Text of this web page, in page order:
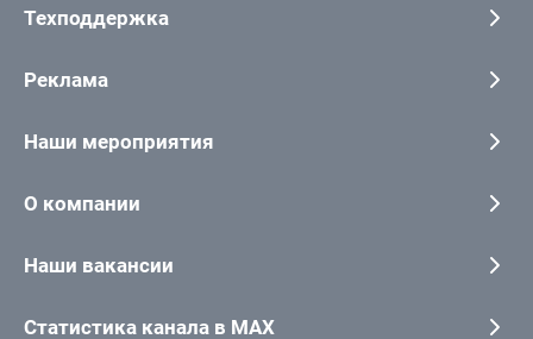
Техподдержка
Реклама
Наши мероприятия
О компании
Наши вакансии
Статистика канала в MAX